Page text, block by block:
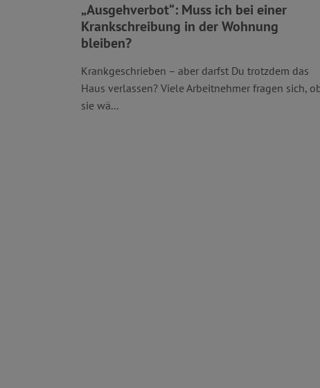
„Ausgehverbot“: Muss ich bei einer
Krankschreibung in der Wohnung
bleiben?
Krankgeschrieben – aber darfst Du trotzdem das
Haus verlassen? Viele Arbeitnehmer fragen sich,
sie wä...